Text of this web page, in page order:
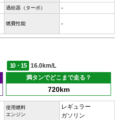
過給器（ターボ） -
燃費性能 -
10・15
16.0km/L
満タンでどこまで走る？
720km
使用燃料
エンジン
レギュラー
ガソリン